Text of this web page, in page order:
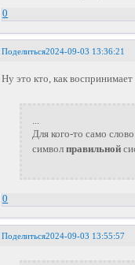
0
Поделиться2024-09-03 13:36:21
Ну это кто, как воспринимает
...
Для кого-то само
символ правильной
0
Поделиться2024-09-03 13:55:57